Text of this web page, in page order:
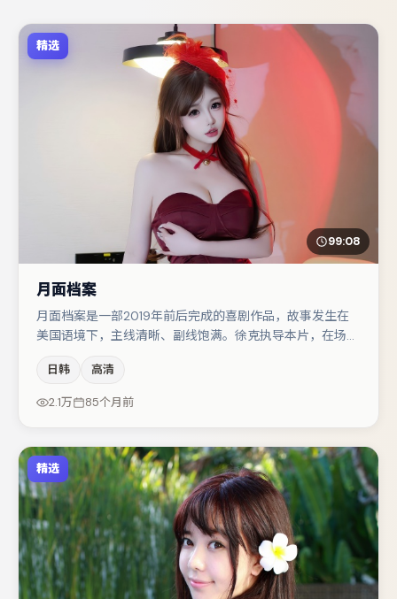
精选
99:08
月面档案
月面档案是一部2019年前后完成的喜剧作品，故事发生在
美国语境下，主线清晰、副线饱满。徐克执导本片，在场面
子枫在片中承担叙事驱动，木村拓哉、刘亦菲分别提供反差
与喜剧/悬疑调剂（视场次而定）。整体完成度较高，适合
周末一口气追完。
日韩 高清
2.1万 85个月前
精选